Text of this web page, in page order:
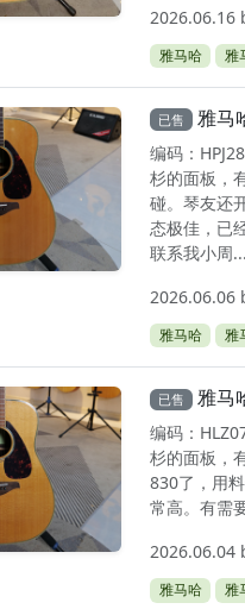
2026.06.16
雅马哈 雅
已售 雅马
编码：
杉的面板，
碰。琴友还
态极佳，已
联系我小周...
2026.06.06
雅马哈 雅
已售 雅马
编码：
杉的面板，
830了，用
常高。有需
2026.06.04
雅马哈 雅